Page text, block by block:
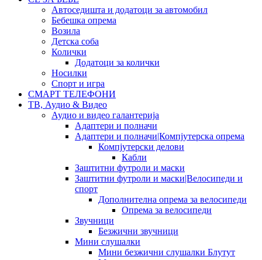
Автоседишта и додатоци за автомобил
Бебешка опрема
Возила
Детска соба
Колички
Додатоци за колички
Носилки
Спорт и игра
СМАРТ ТЕЛЕФОНИ
ТВ, Аудио & Видео
Аудио и видео галантерија
Адаптери и полначи
Адаптери и полначи|Компјутерска опрема
Компјутерски делови
Кабли
Заштитни футроли и маски
Заштитни футроли и маски|Велосипеди и
спорт
Дополнителна опрема за велосипеди
Опрема за велосипеди
Звучници
Безжични звучници
Мини слушалки
Мини безжични слушалки Блутут